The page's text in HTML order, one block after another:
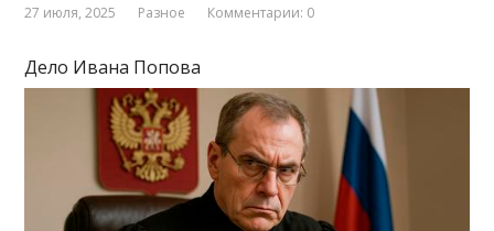
27 июля, 2025 Разное Комментарии: 0
Дело Ивана Попова